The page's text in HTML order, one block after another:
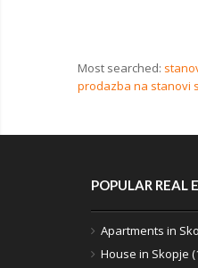
Most searched:
prodazba na stanovi
POPULAR REAL
Apartments in
House in Skopje